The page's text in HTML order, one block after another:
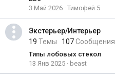
3 Май 2026 Тимофей 5
Экстерьер/Интерьер
19 Темы 107 Сообщения
Типы лобовых стекол
13 Янв 2025
beast